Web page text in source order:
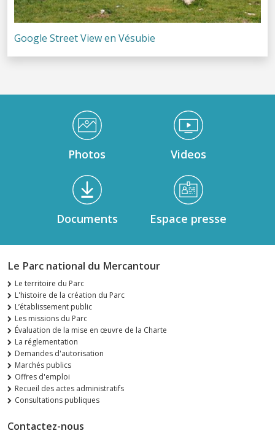
Google Street View en Vésubie
Médiathèque Footer
Photos Videos
Documents Espace presse
Le Parc national du Mercantour
Le territoire du Parc
L'histoire de la création du Parc
L’établissement public
Les missions du Parc
Évaluation de la mise en œuvre de la Charte
La réglementation
Demandes d'autorisation
Marchés publics
Offres d'emploi
Recueil des actes administratifs
Consultations publiques
Contactez-nous